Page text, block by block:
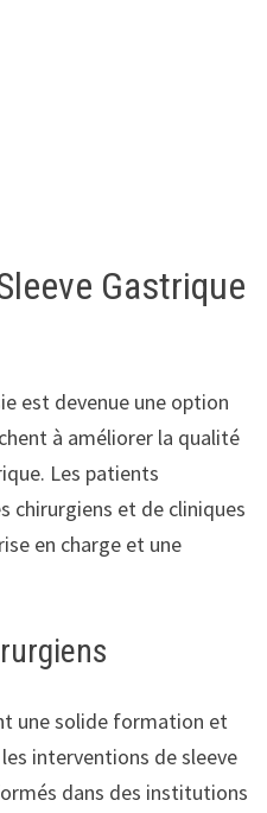
Gastrique
est devenue une option
à améliorer la qualité
Les patients
chirurgiens et de cliniques
en charge et une
une solide formation et
interventions de sleeve
dans des institutions